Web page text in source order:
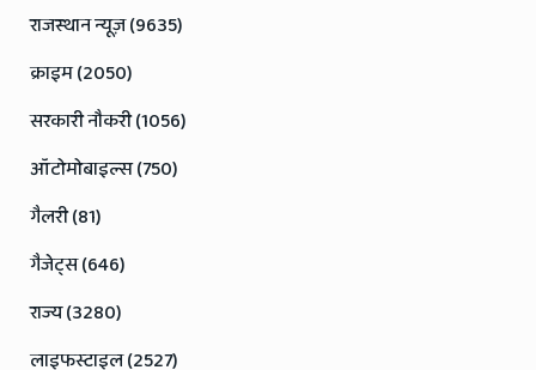
राजस्थान न्यूज़ (9635)
क्राइम (2050)
सरकारी नौकरी (1056)
ऑटोमोबाइल्स (750)
गैलरी (81)
गैजेट्स (646)
राज्य (3280)
लाइफस्टाइल (2527)